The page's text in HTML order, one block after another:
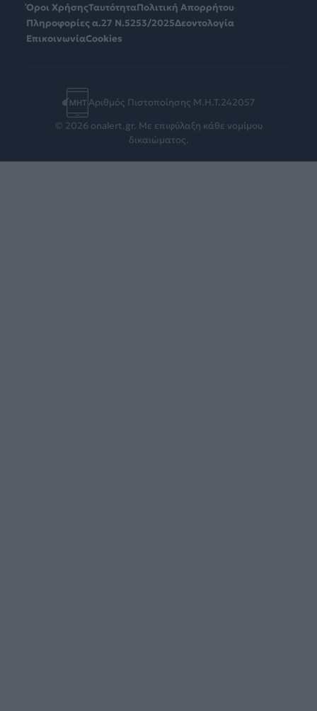
Όροι ΧρήσηςΤαυτότηταΠολιτική Απορρήτου
Πληροφορίες α.27 Ν.5253/2025Δεοντολογία
ΕπικοινωνίαCookies
Αριθμός Πιστοποίησης Μ.Η.Τ.242057
© 2026 onalert.gr. Με επιφύλαξη κάθε νομίμου
δικαιώματος.